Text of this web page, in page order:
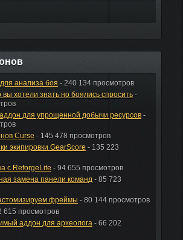
анализа боя - 240 134 просмотров
хотели знать но боялись спросить-
для упрощенной добычи ресурсов-
Curse - 145 478 просмотров
экипировки GearScore - 135 223
с ReforgeLite - 94 655 просмотров
замена панели команд- 85 723
фреймы - 80 144 просмотров
615 просмотров
аддон для археолога- 66 202